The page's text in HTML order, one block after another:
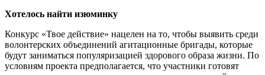
Хотелось найти изюминку
Конкурс «Твое действие» нацелен на то, чтобы выявить среди
волонтерских объединений агитационные бригады, которые
будут заниматься популяризацией здорового образа жизни. По
условиям проекта предполагается, что участники готовят